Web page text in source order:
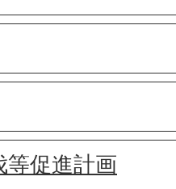
等促進計画